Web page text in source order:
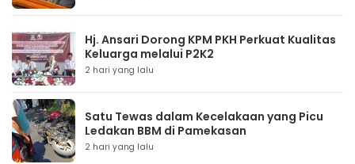
Hj. Ansari Dorong KPM PKH Perkuat Kualitas
Keluarga melalui P2K2
2 hari yang lalu
Satu Tewas dalam Kecelakaan yang Picu
Ledakan BBM di Pamekasan
2 hari yang lalu